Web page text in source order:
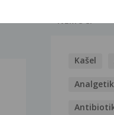
NEMOCI
Kašel